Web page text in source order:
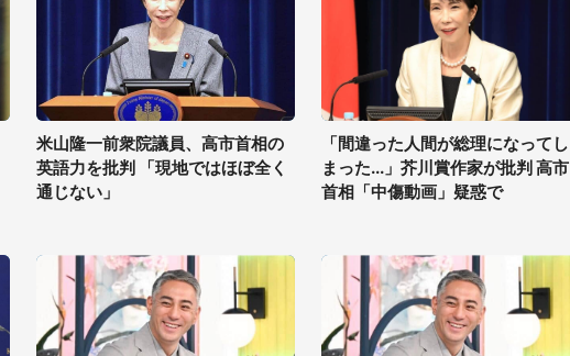
米山隆一前衆院議員、高市首相の
英語力を批判 「現地ではほぼ全く
通じない」
「間違った人間が総理になってし
まった...」芥川賞作家が批判 高市
首相「中傷動画」疑惑で